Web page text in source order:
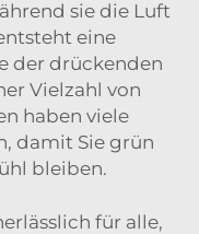
sie die Luft
eine
der drückenden
Vielzahl von
haben viele
damit Sie grün
bleiben.
für alle,